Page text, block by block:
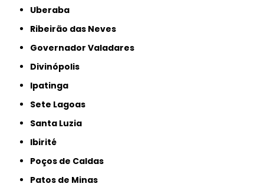
Uberaba
Ribeirão das Neves
Governador Valadares
Divinópolis
Ipatinga
Sete Lagoas
Santa Luzia
Ibirité
Poços de Caldas
Patos de Minas